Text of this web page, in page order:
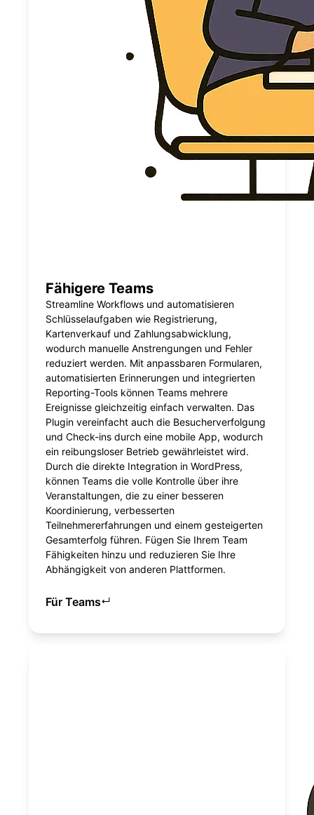
Fähigere Teams
Streamline Workflows und automatisieren
Schlüsselaufgaben wie Registrierung,
Kartenverkauf und Zahlungsabwicklung,
wodurch manuelle Anstrengungen und Fehler
reduziert werden. Mit anpassbaren Formularen,
automatisierten Erinnerungen und integrierten
Reporting-Tools können Teams mehrere
Ereignisse gleichzeitig einfach verwalten. Das
Plugin vereinfacht auch die Besucherverfolgung
und Check-ins durch eine mobile App, wodurch
ein reibungsloser Betrieb gewährleistet wird.
Durch die direkte Integration in WordPress,
können Teams die volle Kontrolle über ihre
Veranstaltungen, die zu einer besseren
Koordinierung, verbesserten
Teilnehmererfahrungen und einem gesteigerten
Gesamterfolg führen. Fügen Sie Ihrem Team
Fähigkeiten hinzu und reduzieren Sie Ihre
Abhängigkeit von anderen Plattformen.
Für Teams↵